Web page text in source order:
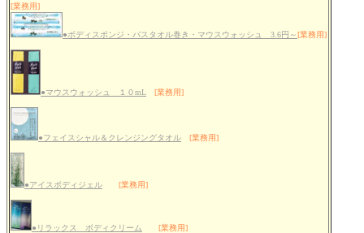
[業務用]
●ボディスポンジ・バスタオル巻き・マウスウォッシュ 3.6円～[業務用]
●マウスウォッシュ １０mL [業務用]
●フェイスシャル＆クレンジングタオル [業務用]
●アイスボディジェル [業務用]
●リラックス ボディクリーム [業務用]